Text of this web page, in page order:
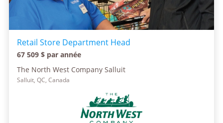
Retail Store Department Head
67 509 $ par année
The North West Company Salluit
Salluit, QC, Canada